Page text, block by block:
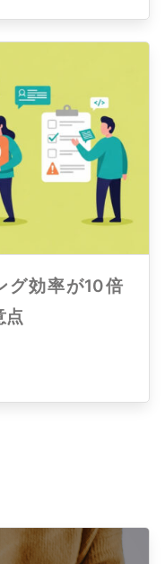
グ効率が10倍
点